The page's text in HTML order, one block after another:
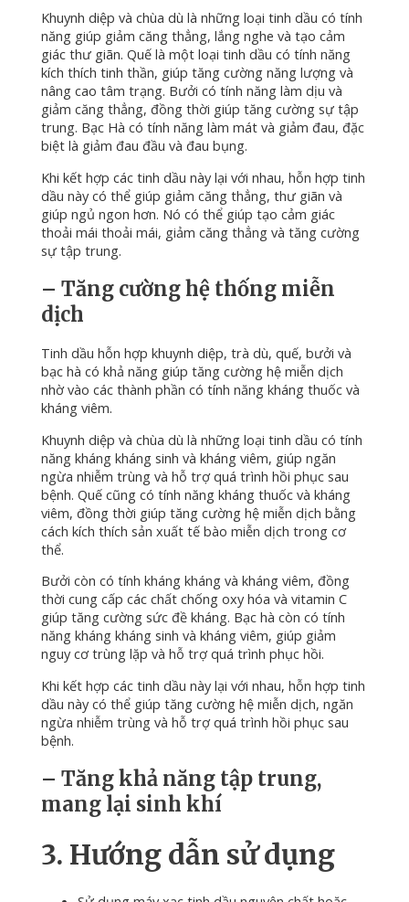
Khuynh diệp và chùa dù là những loại tinh dầu có tính
năng giúp giảm căng thẳng, lắng nghe và tạo cảm
giác thư giãn.Quế là một loại tinh dầu có tính năng
kích thích tinh thần, giúp tăng cường năng lượng và
nâng cao tâm trạng. Bưởi có tính năng làm dịu và
giảm căng thẳng, đồng thời giúp tăng cường sự tập
trung. Bạc Hà có tính năng làm mát và giảm đau, đặc
biệt là giảm đau đầu và đau bụng.
Khi kết hợp các tinh dầu này lại với nhau, hỗn hợp tinh
dầu này có thể giúp giảm căng thẳng, thư giãn và
giúp ngủ ngon hơn. Nó có thể giúp tạo cảm giác
thoải mái thoải mái, giảm căng thẳng và tăng cường
sự tập trung.
– Tăng cường hệ thống miễn
dịch
Tinh dầu hỗn hợp khuynh diệp, trà dù, quế, bưởi và
bạc hà có khả năng giúp tăng cường hệ miễn dịch
nhờ vào các thành phần có tính năng kháng thuốc và
kháng viêm.
Khuynh diệp và chùa dù là những loại tinh dầu có tính
năng kháng kháng sinh và kháng viêm, giúp ngăn
ngừa nhiễm trùng và hỗ trợ quá trình hồi phục sau
bệnh.Quế cũng có tính năng kháng thuốc và kháng
viêm, đồng thời giúp tăng cường hệ miễn dịch bằng
cách kích thích sản xuất tế bào miễn dịch trong cơ
thể.
Bưởi còn có tính kháng kháng và kháng viêm, đồng
thời cung cấp các chất chống oxy hóa và vitamin C
giúp tăng cường sức đề kháng. Bạc hà còn có tính
năng kháng kháng sinh và kháng viêm, giúp giảm
nguy cơ trùng lặp và hỗ trợ quá trình phục hồi.
Khi kết hợp các tinh dầu này lại với nhau, hỗn hợp tinh
dầu này có thể giúp tăng cường hệ miễn dịch, ngăn
ngừa nhiễm trùng và hỗ trợ quá trình hồi phục sau
bệnh.
– Tăng khả năng tập trung,
mang lại sinh khí
3. Hướng dẫn sử dụng